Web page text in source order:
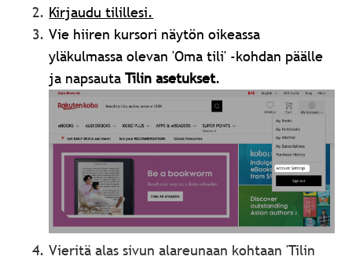
Kirjaudu tilillesi.
Vie hiiren kursori näytön oikeassa
yläkulmassa olevan 'Oma tili' -kohdan päälle
ja napsautaTilin asetukset.
Vieritä alas sivun alareunaan kohtaan 'Tilin